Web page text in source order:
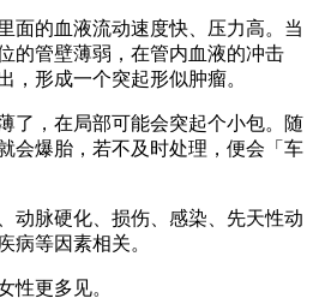
面的血液流动速度快、压力高。当
的管壁薄弱，在管内血液的冲击
，形成一个突起形似肿瘤。
了，在局部可能会突起个小包。随
会爆胎，若不及时处理，便会「车
动脉硬化、损伤、感染、先天性动
病等因素相关。
性更多见。